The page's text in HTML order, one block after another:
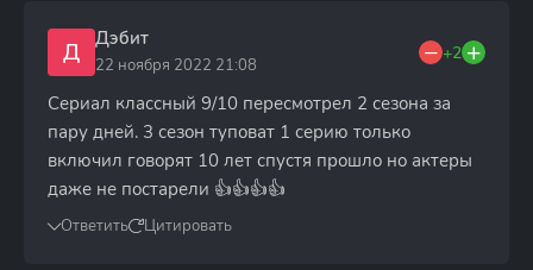
Д Дэбит
22 ноября 2022 21:08
+2
Сериал классный 9/10 пересмотрел 2 сезона за
пару дней. 3 сезон туповат 1 серию только
включил говорят 10 лет спустя прошло но актеры
даже не постарели 👍👍👍👍
Ответить Цитировать